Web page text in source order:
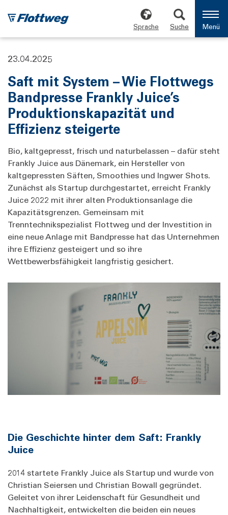
Sprache Suche Menü
23.04.2025
Saft mit System – Wie Flottwegs
Bandpresse Frankly Juice’s
Produktionskapazität und
Effizienz steigerte
Bio, kaltgepresst, frisch und naturbelassen – dafür steht
Frankly Juice aus Dänemark, ein Hersteller von
kaltgepressten Säften, Smoothies und Ingwer Shots.
Zunächst als Startup durchgestartet, erreicht Frankly
Juice 2022 mit ihrer alten Produktionsanlage die
Kapazitätsgrenzen. Gemeinsam mit
Trenntechnikspezialist Flottweg und der Investition in
eine neue Anlage mit Bandpresse hat das Unternehmen
ihre Effizienz gesteigert und so ihre
Wettbewerbsfähigkeit langfristig gesichert.
Die Geschichte hinter dem Saft: Frankly
Juice
2014 startete Frankly Juice als Startup und wurde von
Christian Seiersen und Christian Bowall gegründet.
Geleitet von ihrer Leidenschaft für Gesundheit und
Nachhaltigkeit, entwickelten die beiden ein neues